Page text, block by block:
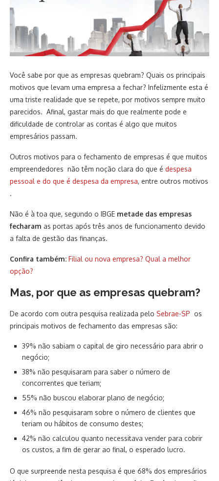
Você sabe por que as empresas quebram? Quais os principais
motivos que levam uma empresa a fechar? Infelizmente esta é
uma triste realidade que se repete, por motivos sempre muito
parecidos. Afinal, gastar mais do que realmente pode e
dificuldade de controlar as contas é algo que muitos
empresários passam.
Outros motivos para o fechamento de empresas é que muitos
empreendedores não têm noção clara do que é despesa
pessoal e do que é despesa da empresa, entre outros motivos
.
Não é à toa que, segundo o IBGE metade das empresas
fecharam as portas após três anos de funcionamento devido
a falta de gestão das finanças.
Confira também: Filial ou nova empresa? Qual a melhor
opção?
Mas, por que as empresas quebram?
De acordo com outra pesquisa realizada pelo Sebrae-SP os
principais motivos de fechamento das empresas são:
39% não sabiam o capital de giro necessário para abrir o
negócio;
38% não pesquisaram para saber o número de
concorrentes que teriam;
55% não buscou elaborar plano de negócio;
46% não pesquisaram sobre o número de clientes que
teriam ou hábitos de consumo destes;
42% não calculou quanto necessitava vender para cobrir
os custos, a fim de gerar ao final, o esperado lucro.
O que surpreende nesta pesquisa é que 68% dos empresários